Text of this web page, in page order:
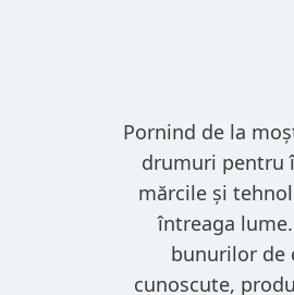
Pornind de la
drumuri pentru
mărcile și
întreaga
bunurilor de
cunoscute,